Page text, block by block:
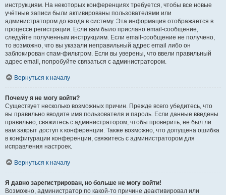
инструкциям. На некоторых конференциях требуется, чтобы все новые
учётные записи были активированы пользователями или
администратором до входа в систему. Эта информация отображается в
процессе регистрации. Если вам было прислано email-сообщение,
следуйте полученным инструкциям. Если email-сообщение не получено,
то возможно, что вы указали неправильный адрес email либо он
заблокирован спам-фильтром. Если вы уверены, что ввели правильный
адрес email, попробуйте связаться с администратором.
Вернуться к началу
Почему я не могу войти?
Существует несколько возможных причин. Прежде всего убедитесь, что
вы правильно вводите имя пользователя и пароль. Если данные введены
правильно, свяжитесь с администратором, чтобы проверить, не был ли
вам закрыт доступ к конференции. Также возможно, что допущена ошибка
в конфигурации конференции, свяжитесь с администратором для
исправления настроек.
Вернуться к началу
Я давно зарегистрирован, но больше не могу войти!
Возможно, администратор по какой-то причине деактивировал или